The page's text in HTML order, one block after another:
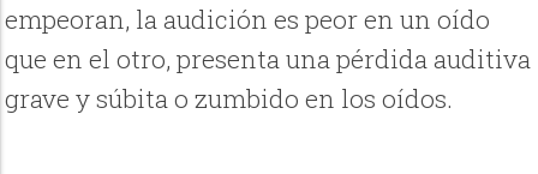
empeoran, la audición es peor en un oído
que en el otro, presenta una pérdida auditiva
grave y súbita o zumbido en los oídos.